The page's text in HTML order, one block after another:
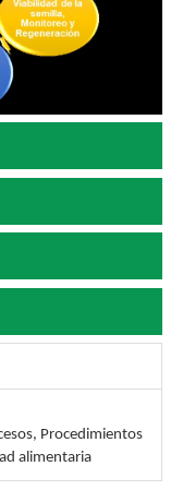
Procedimientos
alimentaria